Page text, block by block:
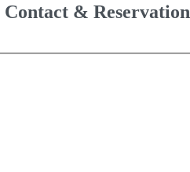
Contact & Reservation